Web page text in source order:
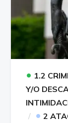
• 1.2
Y/O
• 2